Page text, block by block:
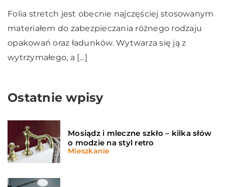
Folia stretch jest obecnie najczęściej stosowanym
materiałem do zabezpieczania różnego rodzaju
opakowań oraz ładunków. Wytwarza się ją z
wytrzymałego, a […]
Ostatnie wpisy
Mosiądz i mleczne szkło – kilka słów
o modzie na styl retro
Mieszkanie